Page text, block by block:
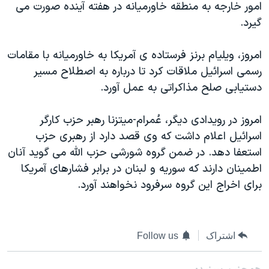
فرهنگ و زندگی
اقتصادی
علم و فناوری
اسرائیل در جنگ
گالری عکس
آرشیو پخش زنده
مستندها
حمله جمهوری اسلامی به اسرائیل
رمز مهسا
ورزش زنان در ایران
اعتراضات زن، زندگی، آزادی
مجموعه مستندهای دادخواهی
تریبونال مردمی آبان ۹۸
دادگاه حمید نوری
اعتراضات مردمی آبان ۹۸
دنبال کنید
زبانهای مختلف
امور خارجه به منطقه خاورميانه در هفته آينده صورت می
گيرد.
امروز، ويليام برنز فرستاده ی آمريکا به خاورميانه با مقامات
رسمی اسرائيل ملاقات کرد تا درباره به اصطلاح مسير
دستيابی صلح مذاکراتی به عمل آورد.
امروز در رويدادی ديگر، عُمرام-ميتزنا رهبر حزب کارگر
اسرائيل اعلام داشت که وی قصد دارد از رهبری حزب
استعفا دهد. در ضمن گروه شورشی حزب الله می گويد آنان
اطمينان دارند که سوريه و لبنان در برابر فشارهای آمريکا
برای اخراج اين گروه سرفرود نخواهند آورد.
اشتراک Follow us